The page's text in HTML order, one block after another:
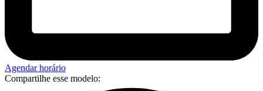
Agendar horário
Compartilhe esse modelo: